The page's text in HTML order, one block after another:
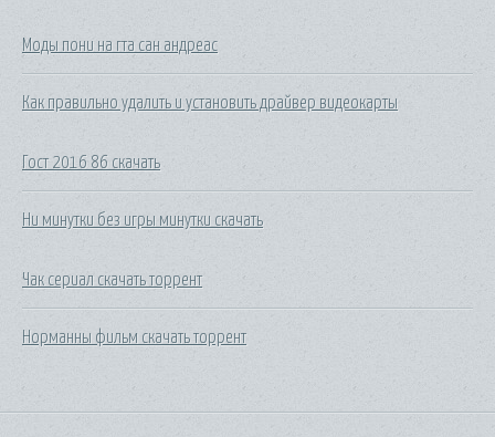
Моды пони на гта сан андреас
Как правильно удалить и установить драйвер видеокарты
Гост 2016 86 скачать
Ни минутки без игры минутки скачать
Чак сериал скачать торрент
Норманны фильм скачать торрент